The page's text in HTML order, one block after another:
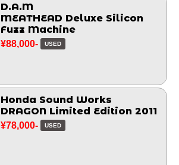
D.A.M
MEATHEAD Deluxe Silicon
Fuzz Machine
¥88,000- USED
Honda Sound Works
DRAGON Limited Edition 2011
¥78,000- USED